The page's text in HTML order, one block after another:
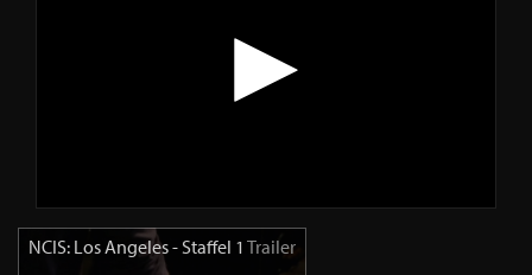
NCIS: Los Angeles - Staffel 1 Trailer